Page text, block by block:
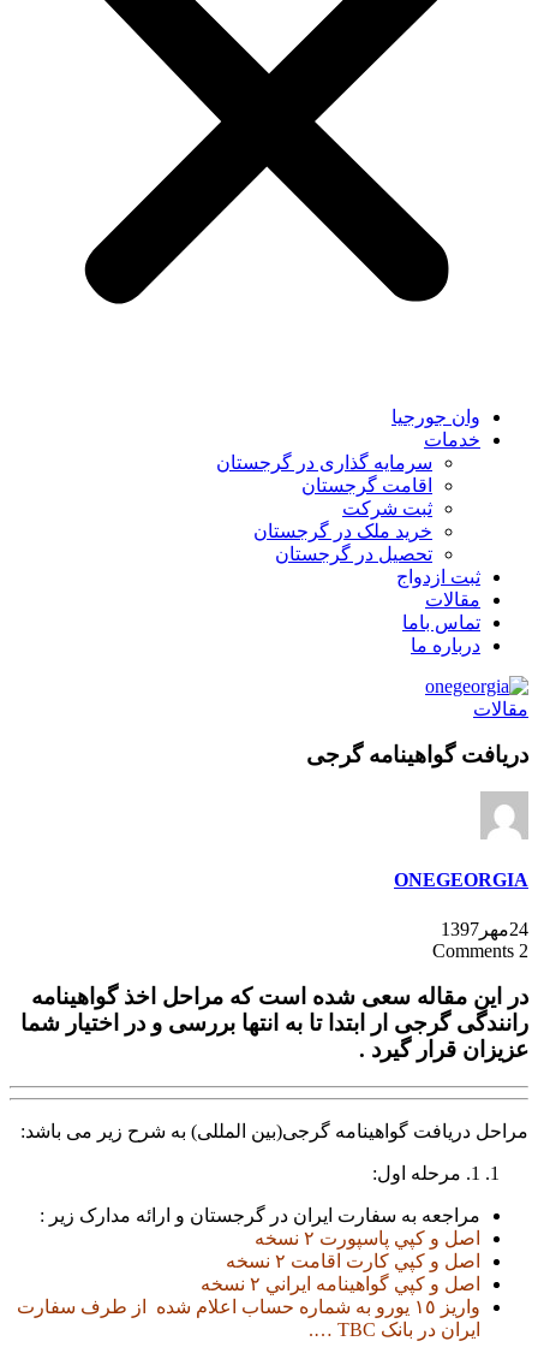
وان جورجیا
خدمات
سرمایه گذاری در گرجستان
اقامت گرجستان
ثبت شرکت
خرید ملک در گرجستان
تحصیل در گرجستان
ثبت ازدواج
مقالات
تماس باما
درباره ما
مقالات
دریافت گواهینامه گرجی
ONEGEORGIA
24مهر1397
2 Comments
در این مقاله سعی شده است که مراحل اخذ گواهینامه
رانندگی گرجی ار ابتدا تا به انتها بررسی و در اختیار شما
عزیزان قرار گیرد .
مراحل دریافت گواهینامه گرجی(بین المللی) به شرح زیر می باشد:
1. مرحله اول:
مراجعه به سفارت ایران در گرجستان و ارائه مدارک زیر :
اصل و كپي پاسپورت ٢ نسخه
اصل و كپي كارت اقامت ٢ نسخه
اصل و كپي گواهينامه ايراني ٢ نسخه
واريز ١٥ يورو به شماره حساب اعلام شده از طرف سفارت
ایران در بانک TBC ….